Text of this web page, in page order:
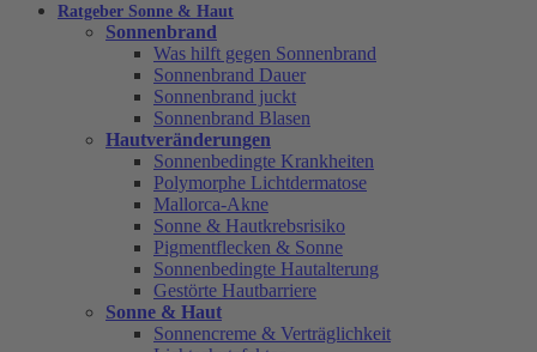
Ratgeber Sonne & Haut
Sonnenbrand
Was hilft gegen Sonnenbrand
Sonnenbrand Dauer
Sonnenbrand juckt
Sonnenbrand Blasen
Hautveränderungen
Sonnenbedingte Krankheiten
Polymorphe Lichtdermatose
Mallorca-Akne
Sonne & Hautkrebsrisiko
Pigmentflecken & Sonne
Sonnenbedingte Hautalterung
Gestörte Hautbarriere
Sonne & Haut
Sonnencreme & Verträglichkeit